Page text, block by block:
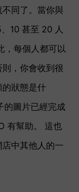
同了。 當你與
10 甚至 20 人
，每個人都可以
則，你會收到很
狀態是什
的圖片已經完成
有幫助。 這也
中其他人的一